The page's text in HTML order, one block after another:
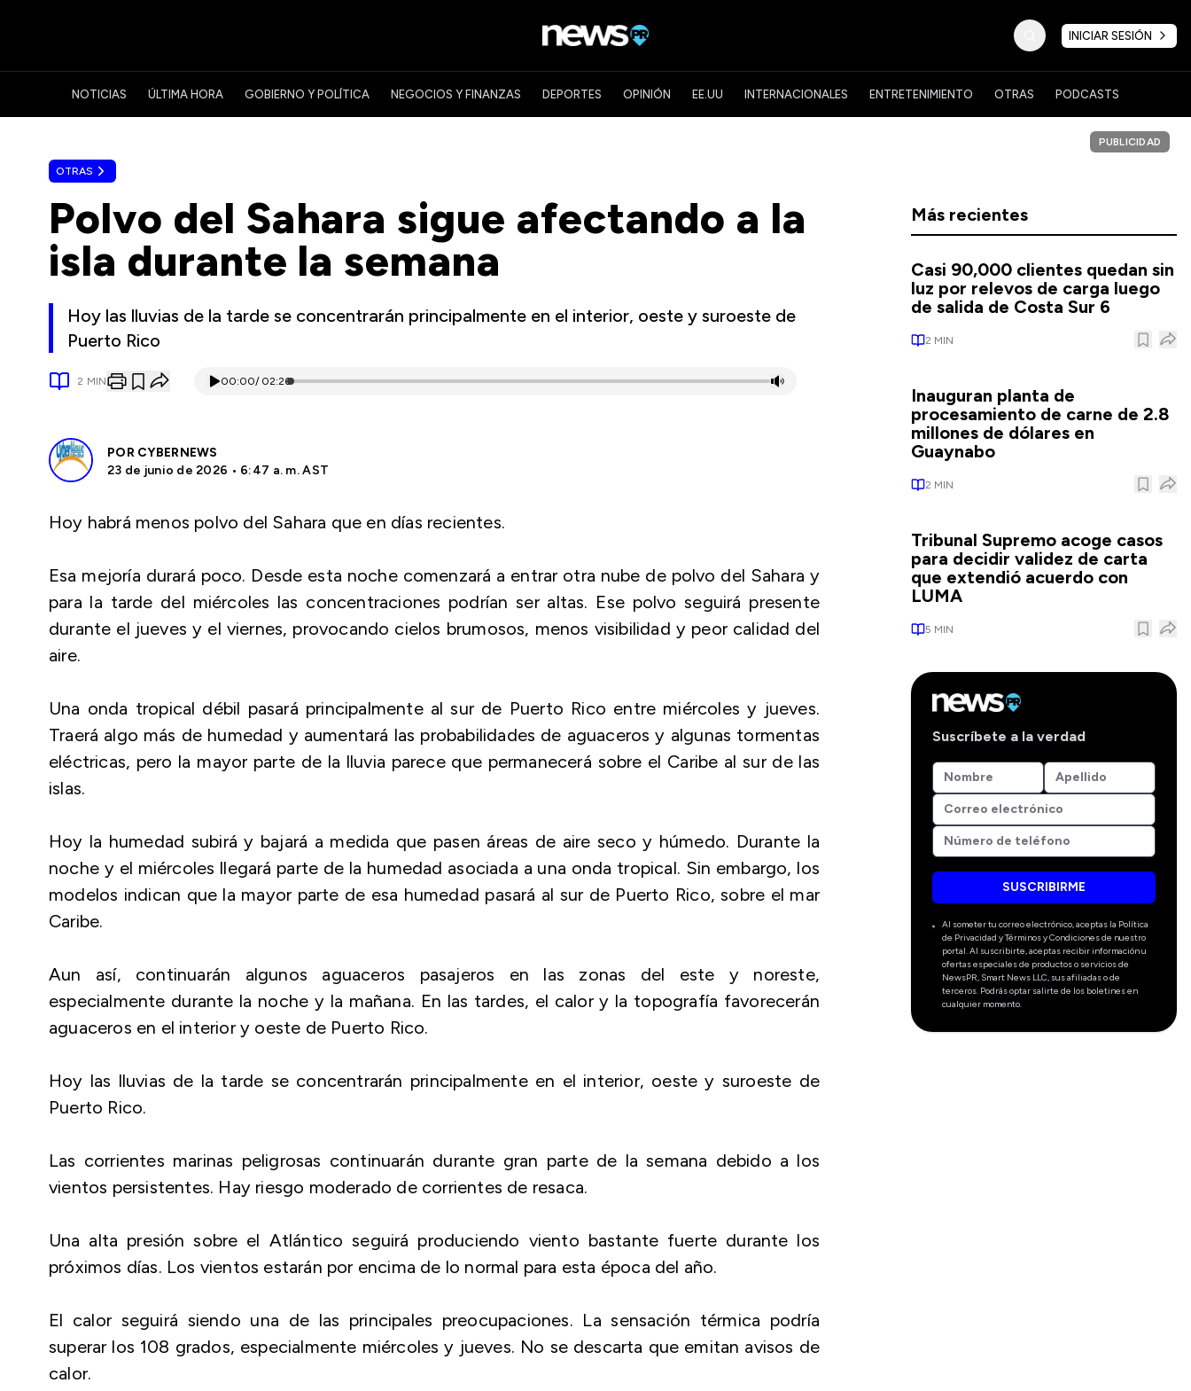
INICIAR SESIÓN
NOTICIAS ÚLTIMA HORA GOBIERNO Y POLÍTICA NEGOCIOS Y FINANZAS DEPORTES OPINIÓN EE.UU INTERNACIONALES ENTRETENIMIENTO OTRAS PODCASTS
OTRAS
Polvo del Sahara sigue afectando a la
isla durante la semana
Hoy las lluvias de la tarde se concentrarán principalmente en el interior, oeste y suroeste de
Puerto Rico
2 MIN 00:00/ 02:26
POR CYBERNEWS
23 de junio de 2026 • 6:47 a. m. AST
Hoy habrá menos polvo del Sahara que en días recientes.
Esa mejoría durará poco. Desde esta noche comenzará a entrar otra nube de polvo del Sahara y
para la tarde del miércoles las concentraciones podrían ser altas. Ese polvo seguirá presente
durante el jueves y el viernes, provocando cielos brumosos, menos visibilidad y peor calidad del
aire.
Una onda tropical débil pasará principalmente al sur de Puerto Rico entre miércoles y jueves.
Traerá algo más de humedad y aumentará las probabilidades de aguaceros y algunas tormentas
eléctricas, pero la mayor parte de la lluvia parece que permanecerá sobre el Caribe al sur de las
islas.
Hoy la humedad subirá y bajará a medida que pasen áreas de aire seco y húmedo. Durante la
noche y el miércoles llegará parte de la humedad asociada a una onda tropical. Sin embargo, los
modelos indican que la mayor parte de esa humedad pasará al sur de Puerto Rico, sobre el mar
Caribe.
Aun así, continuarán algunos aguaceros pasajeros en las zonas del este y noreste,
especialmente durante la noche y la mañana. En las tardes, el calor y la topografía favorecerán
aguaceros en el interior y oeste de Puerto Rico.
Hoy las lluvias de la tarde se concentrarán principalmente en el interior, oeste y suroeste de
Puerto Rico.
Las corrientes marinas peligrosas continuarán durante gran parte de la semana debido a los
vientos persistentes. Hay riesgo moderado de corrientes de resaca.
Una alta presión sobre el Atlántico seguirá produciendo viento bastante fuerte durante los
próximos días. Los vientos estarán por encima de lo normal para esta época del año.
El calor seguirá siendo una de las principales preocupaciones. La sensación térmica podría
superar los 108 grados, especialmente miércoles y jueves. No se descarta que emitan avisos de
calor.
PUBLICIDAD
Más recientes
Casi 90,000 clientes quedan sin
luz por relevos de carga luego
de salida de Costa Sur 6
2 MIN
Inauguran planta de
procesamiento de carne de 2.8
millones de dólares en
Guaynabo
2 MIN
Tribunal Supremo acoge casos
para decidir validez de carta
que extendió acuerdo con
LUMA
5 MIN
Suscríbete a la verdad
SUSCRIBIRME
Al someter tu correo electrónico, aceptas la Política
de Privacidad y Términos y Condiciones de nuestro
portal. Al suscribirte, aceptas recibir información u
ofertas especiales de productos o servicios de
NewsPR, Smart News LLC, sus afiliadas o de
terceros. Podrás optar salirte de los boletines en
cualquier momento.